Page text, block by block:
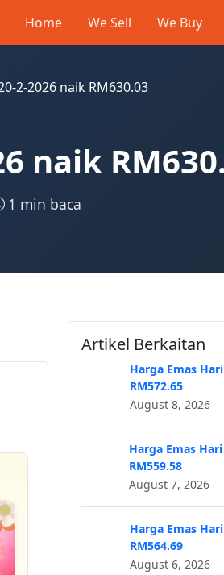
Home We Sell We Buy
2-2026 naik RM630.03
naik
1 min baca
Artikel Berkaitan
Harga Emas
RM572.65
August 8, 2026
Harga Emas
RM559.58
August 7, 2026
Harga Emas
RM564.69
August 6, 2026